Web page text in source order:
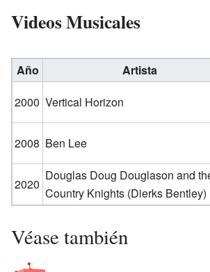
Videos Musicales
Año Artista
2000 Vertical Horizon
2008 Ben Lee
2020
Douglas Doug Douglason and
Country Knights (Dierks Bentley)
Véase también